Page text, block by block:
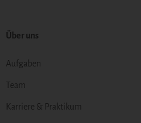
Über uns
Aufgaben
Team
Karriere & Praktikum